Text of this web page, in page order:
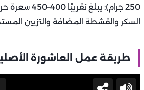
250 جرام): يبلغ
السكر والقشطة المضافة والتزيين
طريقة عمل العاشورة